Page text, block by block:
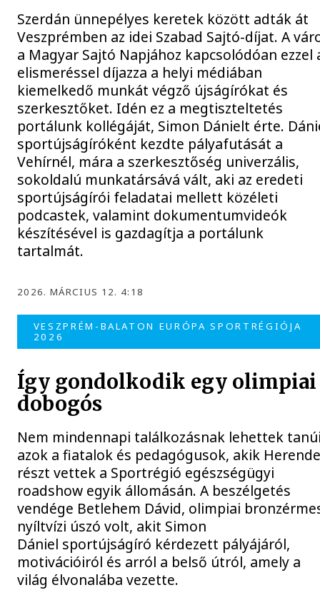
Szerdán ünnepélyes keretek között adták át
Veszprémben az idei Szabad Sajtó-díjat. A
a Magyar Sajtó Napjához kapcsolódóan ezzel
elismeréssel díjazza a helyi médiában
kiemelkedő munkát végző újságírókat és
szerkesztőket. Idén ez a megtiszteltetés
portálunk kollégáját, Simon Dánielt érte.
sportújságíróként kezdte pályafutását a
Vehírnél, mára a szerkesztőség univerzális,
sokoldalú munkatársává vált, aki az eredeti
sportújságírói feladatai mellett közéleti
podcastek, valamint dokumentumvideók
készítésével is gazdagítja a portálunk
tartalmát.
2026. MÁRCIUS 12. 4:18
VESZPRÉM-BALATON EURÓPA SPORTRÉGIÓJA
2026
Így gondolkodik egy olimpiai
dobogós
Nem mindennapi találkozásnak lehettek
azok a fiatalok és pedagógusok, akik
részt vettek a Sportrégió egészségügyi
roadshow egyik állomásán. A beszélgetés
vendége Betlehem Dávid, olimpiai
nyíltvízi úszó volt, akit Simon
Dániel sportújságíró kérdezett pályájáról,
motivációiról és arról a belső útról, amely a
világ élvonalába vezette.